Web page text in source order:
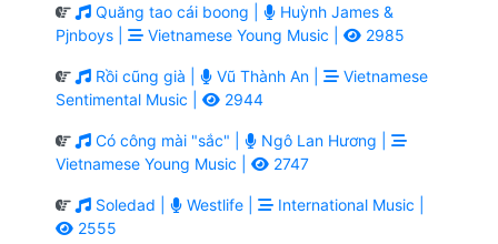
Quăng tao cái boong |
Huỳnh James &
Pjnboys |
Vietnamese Young Music | 2985
Rồi cũng già | Vũ Thành An |
Vietnamese
Sentimental Music |
2944
Có công mài "sắc" |
Ngô Lan Hương |
Vietnamese Young Music |
2747
Soledad | Westlife |
International Music |
2555